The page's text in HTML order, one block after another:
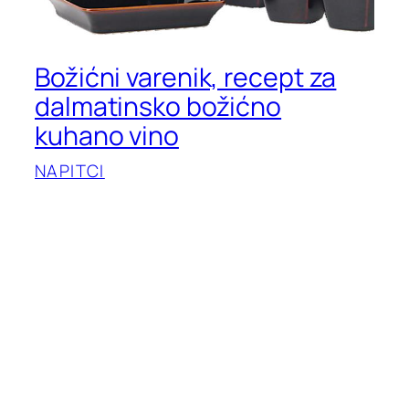
Božićni varenik, recept za
dalmatinsko božićno
kuhano vino
NAPITCI